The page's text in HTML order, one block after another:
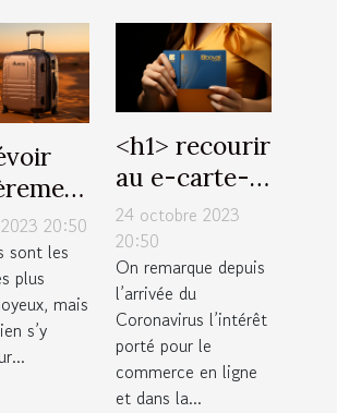
20:50
sont les
plus
mais
s’y
˂h1˃ recourir
au e-carte-
bleue : quels
avantages
˂/h1˃
24 octobre 2023
20:50
On remarque depuis
l’arrivée du
Coronavirus l’intérêt
porté pour le
commerce en ligne
et dans la...